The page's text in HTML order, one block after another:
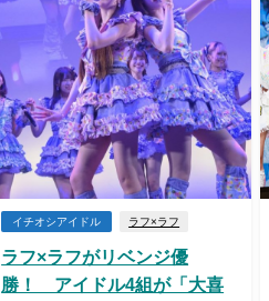
イチオシアイドル ラフ×ラフ
ラフ×ラフがリベンジ優
勝！ アイドル4組が「大喜